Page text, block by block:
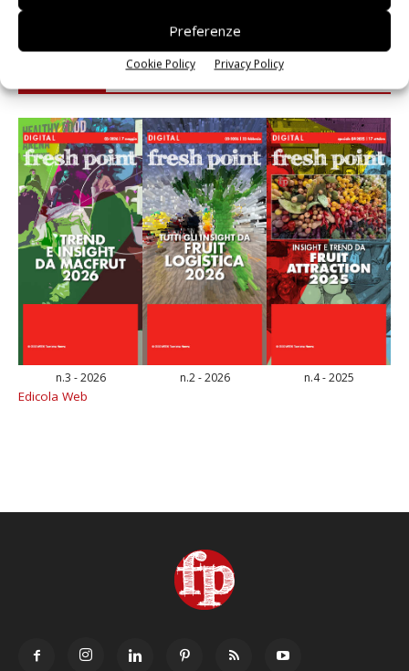
Preferenze
Cookie Policy Privacy Policy
n.3 - 2026 n.2 - 2026 n.4 - 2025
Edicola Web